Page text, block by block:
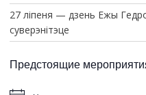
27 ліпеня — дзень Ежы
суверэнітэце
Предстоящие